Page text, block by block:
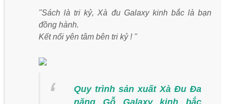
"Sách là tri kỷ, Xà đu Galaxy kinh bắc là bạn
đồng hành.
Kết nối yên tâm bên tri kỷ ! "
Quy trình sản xuất Xà Đu Đa
năng Gỗ Galaxy kinh bắc